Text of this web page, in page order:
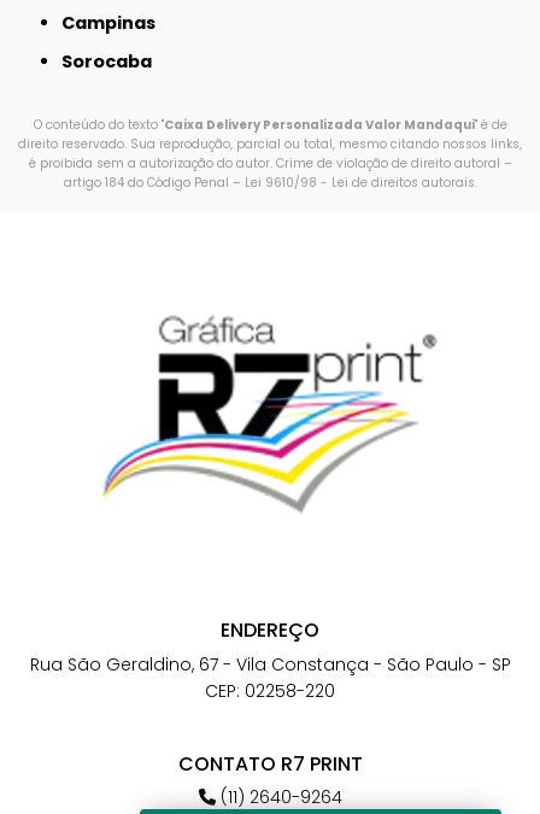
Campinas
Sorocaba
O conteúdo do texto "Caixa Delivery Personalizada Valor Mandaqui" é de
direito reservado. Sua reprodução, parcial ou total, mesmo citando nossos links,
é proibida sem a autorização do autor. Crime de violação de direito autoral –
artigo 184 do Código Penal – Lei 9610/98 - Lei de direitos autorais.
ENDEREÇO
Rua São Geraldino, 67 - Vila Constança - São Paulo - SP
CEP: 02258-220
CONTATO R7 PRINT
(11) 2640-9264